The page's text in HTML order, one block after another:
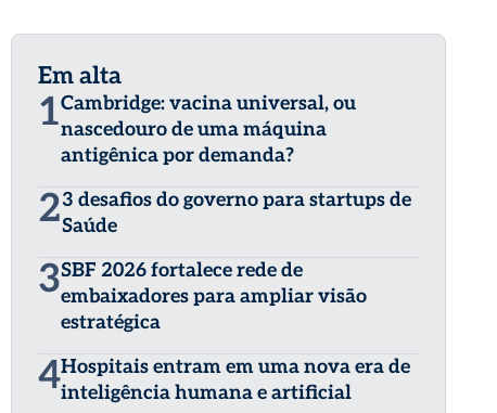
Em alta
1Cambridge: vacina universal, ou
nascedouro de uma máquina
antigênica por demanda?
23 desafios do governo para startups de
Saúde
3SBF 2026 fortalece rede de
embaixadores para ampliar visão
estratégica
4Hospitais entram em uma nova era de
inteligência humana e artificial